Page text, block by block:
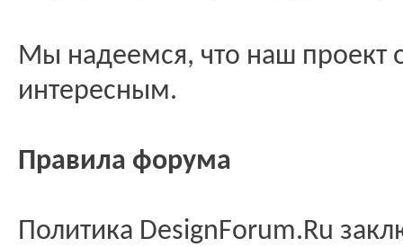
Мы надеемся, что наш проект
интересным.
Правила форума
Политика DesignForum.Ru